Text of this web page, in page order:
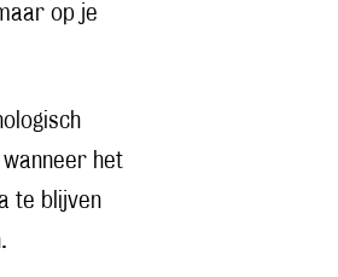
op je
het
te blijven